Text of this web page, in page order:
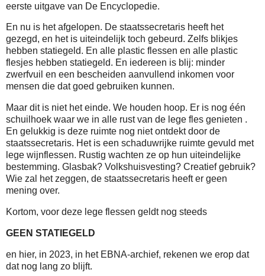
eerste uitgave van De Encyclopedie.
En nu is het afgelopen. De staatssecretaris heeft het
gezegd, en het is uiteindelijk toch gebeurd. Zelfs blikjes
hebben statiegeld. En alle plastic flessen en alle plastic
flesjes hebben statiegeld. En iedereen is blij: minder
zwerfvuil en een bescheiden aanvullend inkomen voor
mensen die dat goed gebruiken kunnen.
Maar dit is niet het einde. We houden hoop. Er is nog één
schuilhoek waar we in alle rust van de lege fles genieten .
En gelukkig is deze ruimte nog niet ontdekt door de
staatssecretaris. Het is een schaduwrijke ruimte gevuld met
lege wijnflessen. Rustig wachten ze op hun uiteindelijke
bestemming. Glasbak? Volkshuisvesting? Creatief gebruik?
Wie zal het zeggen, de staatssecretaris heeft er geen
mening over.
Kortom, voor deze lege flessen geldt nog steeds
GEEN STATIEGELD
en hier, in 2023, in het EBNA-archief, rekenen we erop dat
dat nog lang zo blijft.